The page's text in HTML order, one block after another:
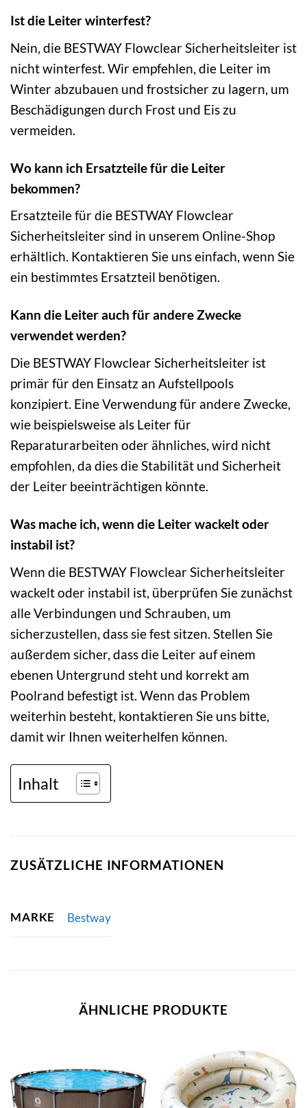
Ist die Leiter winterfest?
Nein, die BESTWAY Flowclear Sicherheitsleiter ist
nicht winterfest. Wir empfehlen, die Leiter im
Winter abzubauen und frostsicher zu lagern, um
Beschädigungen durch Frost und Eis zu
vermeiden.
Wo kann ich Ersatzteile für die Leiter
bekommen?
Ersatzteile für die BESTWAY Flowclear
Sicherheitsleiter sind in unserem Online-Shop
erhältlich. Kontaktieren Sie uns einfach, wenn Sie
ein bestimmtes Ersatzteil benötigen.
Kann die Leiter auch für andere Zwecke
verwendet werden?
Die BESTWAY Flowclear Sicherheitsleiter ist
primär für den Einsatz an Aufstellpools
konzipiert. Eine Verwendung für andere Zwecke,
wie beispielsweise als Leiter für
Reparaturarbeiten oder ähnliches, wird nicht
empfohlen, da dies die Stabilität und Sicherheit
der Leiter beeinträchtigen könnte.
Was mache ich, wenn die Leiter wackelt oder
instabil ist?
Wenn die BESTWAY Flowclear Sicherheitsleiter
wackelt oder instabil ist, überprüfen Sie zunächst
alle Verbindungen und Schrauben, um
sicherzustellen, dass sie fest sitzen. Stellen Sie
außerdem sicher, dass die Leiter auf einem
ebenen Untergrund steht und korrekt am
Poolrand befestigt ist. Wenn das Problem
weiterhin besteht, kontaktieren Sie uns bitte,
damit wir Ihnen weiterhelfen können.
Inhalt
ZUSÄTZLICHE INFORMATIONEN
MARKE Bestway
ÄHNLICHE PRODUKTE